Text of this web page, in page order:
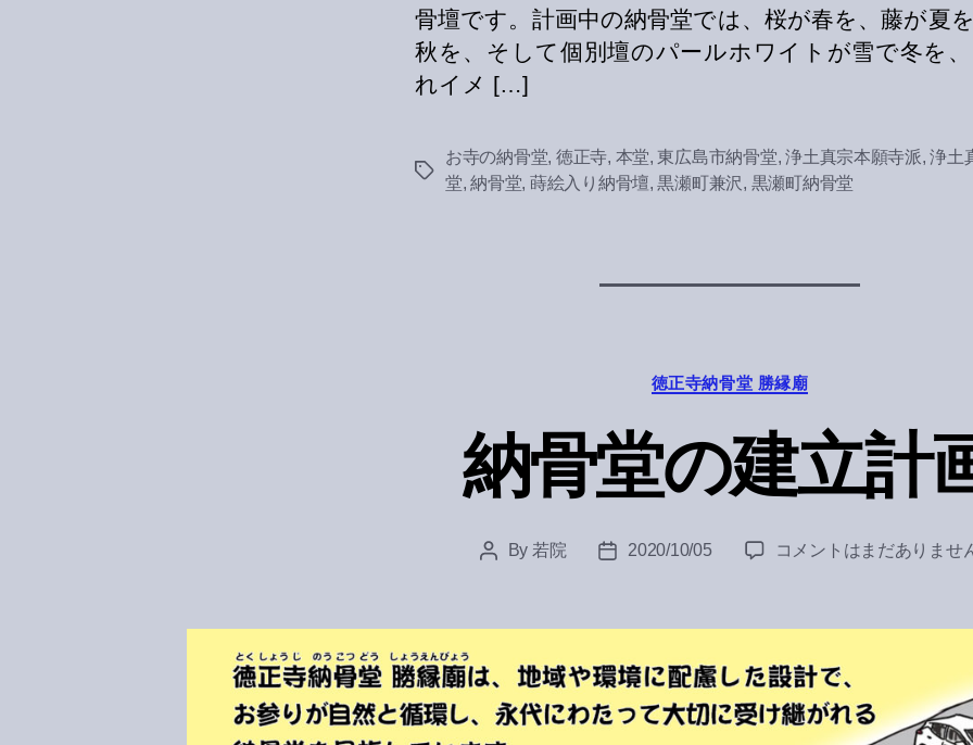
骨壇です。計画中の納骨堂では、桜が春を、藤が夏
秋を、そして個別壇のパールホワイトが雪で冬を
れイメ […]
Tags
お寺の納骨堂, 徳正寺, 本堂,東広島市納骨堂,浄土真宗本願寺派,浄土
堂,納骨堂, 蒔絵入り納骨壇,黒瀬町兼沢, 黒瀬町納骨堂
Categories
徳正寺納骨堂 勝縁廟
納骨堂の建立計
PostBy 若院
Post2020/10/05
納
の
立
計
画
コメントはまだありませ